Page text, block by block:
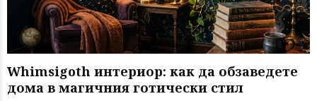
Whimsigoth интериор: как да обзаведете
дома в магичния готически стил